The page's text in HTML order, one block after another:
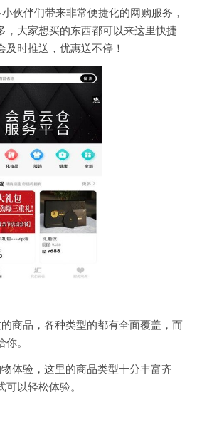
伙伴们带来非常便捷化的网购服务，
，大家想买的东西都可以来这里快捷
时推送，优惠送不停！
商品，各种类型的都有全面覆盖，而
。
体验，这里的商品类型十分丰富齐
以轻松体验。